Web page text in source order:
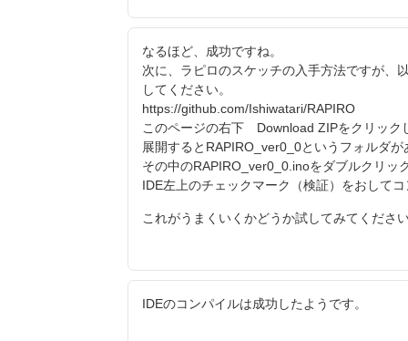
なるほど、成功ですね。
次に、ラピロのスケッチの入手方法ですが、
してください。
https://github.com/Ishiwatari/RAPIRO
このページの右下 Download ZIPをクリック
展開するとRAPIRO_ver0_0というフォルダが
その中のRAPIRO_ver0_0.inoをダブルクリッ
IDE左上のチェックマーク（検証）をおして
これがうまくいくかどうか試してみてくださ
IDEのコンパイルは成功したようです。